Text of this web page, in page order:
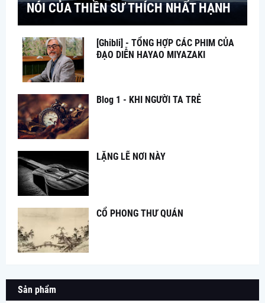
NÓI CỦA THIỀN SƯ THÍCH NHẤT HẠNH
[Ghibli] - TỔNG HỢP CÁC PHIM CỦA
ĐẠO DIỄN HAYAO MIYAZAKI
Blog 1 - KHI NGƯỜI TA TRẺ
LẶNG LẼ NƠI NÀY
CỔ PHONG THƯ QUÁN
Sản phẩm